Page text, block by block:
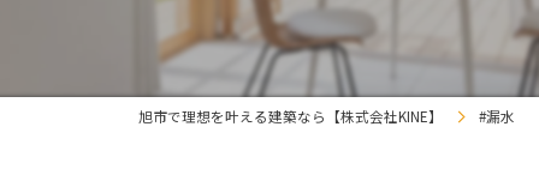
旭市で理想を叶える建築なら【株式会社KINE】 #漏水